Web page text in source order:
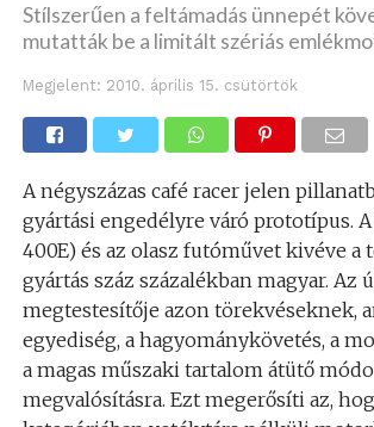
Stílszerűen a feltámadás ünnepét
mutatták be a limitált szériás
Megjelent: 2010. április 15. csütörtök
A négyszázas café racer jelen
gyártási engedélyre váró prototípus.
400E) és az olasz futóművet kivéve a
gyártás száz százalékban magyar. Az
megtestesítője azon törekvéseknek,
egyediség, a hagyománykövetés, a
a magas műszaki tartalom átütő
megvalósításra. Ezt megerősíti az,